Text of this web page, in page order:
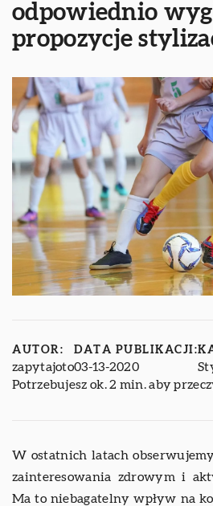
odpowiednio
propozycje
AUTOR:
zapytajoto
DATA PUBLIKACJI:
03-13-2020
Potrzebujesz ok. 2 min. aby
W ostatnich latach
zainteresowania zdrowym i
Ma to niebagatelny wpływ na